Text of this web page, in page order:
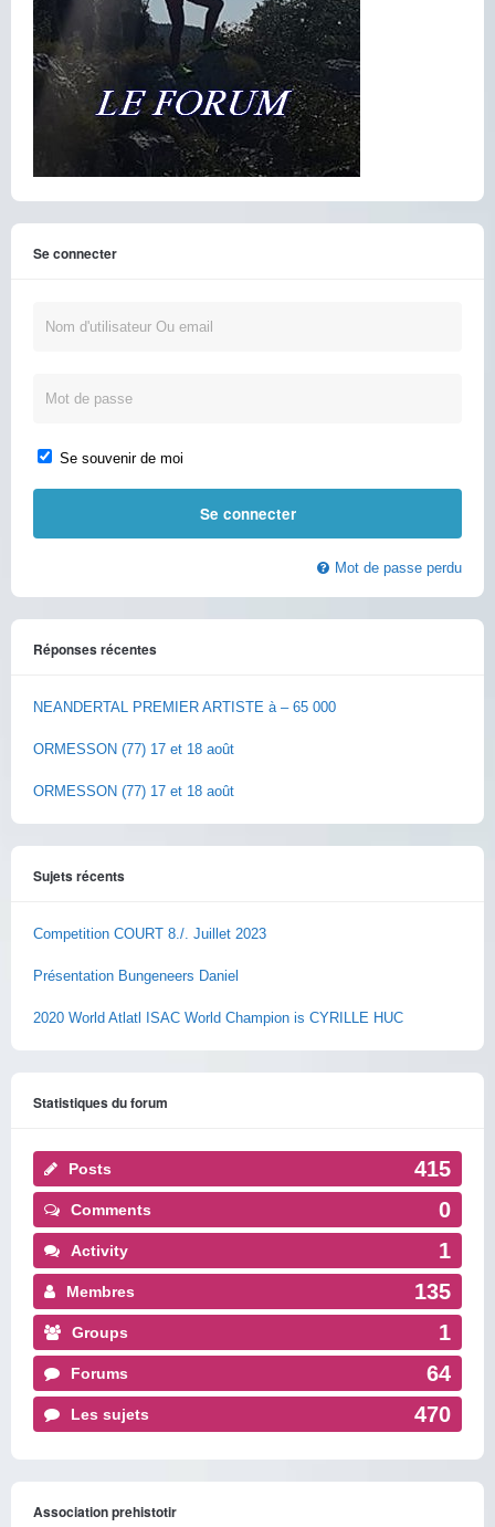
Se connecter
Se souvenir de moi
Mot de passe perdu
Réponses récentes
NEANDERTAL PREMIER ARTISTE à – 65 000
ORMESSON (77) 17 et 18 août
ORMESSON (77) 17 et 18 août
Sujets récents
Competition COURT 8./. Juillet 2023
Présentation Bungeneers Daniel
2020 World Atlatl ISAC World Champion is CYRILLE HUC
Statistiques du forum
Posts 415
Comments 0
Activity 1
Membres 135
Groups 1
Forums 64
Les sujets 470
Association prehistotir